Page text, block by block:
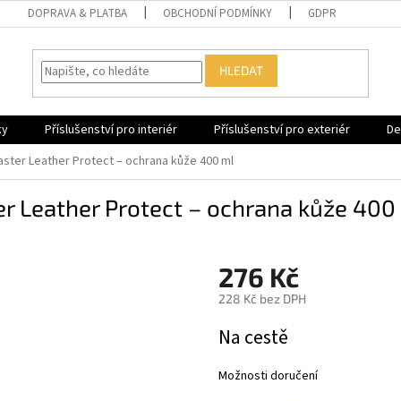
DOPRAVA & PLATBA OBCHODNÍ PODMÍNKY GDPR
HLEDAT
Příslušenství pro interiér Příslušenství pro exteriér
Leather Protect – ochrana kůže 400 ml
Leather Protect – ochrana kůže
276 Kč
228 Kč bez DPH
cena:
Na cestě
Možnosti doručení